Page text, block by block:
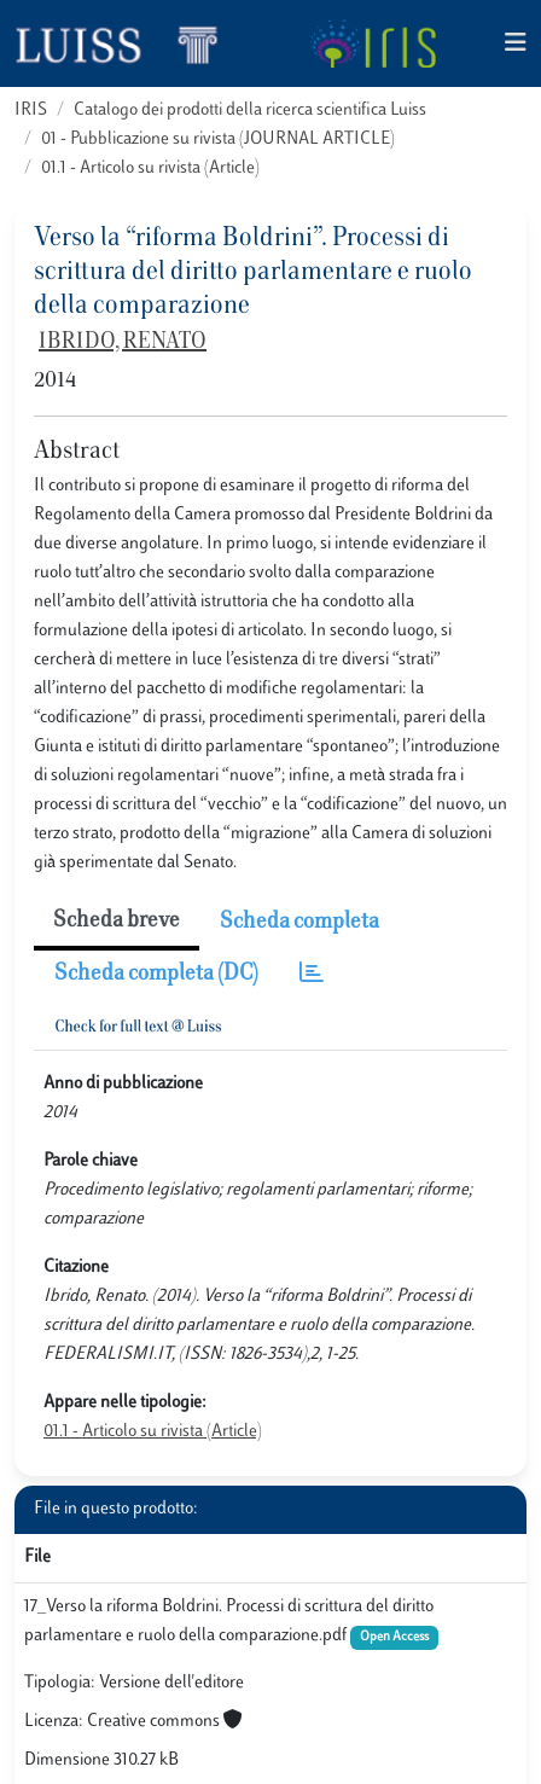
IRIS
Catalogo dei prodotti della ricerca scientifica Luiss
01 - Pubblicazione su rivista (JOURNAL ARTICLE)
01.1 - Articolo su rivista (Article)
Verso la “riforma Boldrini”. Processi di
scrittura del diritto parlamentare e ruolo
della comparazione
IBRIDO, RENATO
2014
Abstract
Il contributo si propone di esaminare il progetto di riforma del
Regolamento della Camera promosso dal Presidente Boldrini da
due diverse angolature. In primo luogo, si intende evidenziare il
ruolo tutt’altro che secondario svolto dalla comparazione
nell’ambito dell’attività istruttoria che ha condotto alla
formulazione della ipotesi di articolato. In secondo luogo, si
cercherà di mettere in luce l’esistenza di tre diversi “strati”
all’interno del pacchetto di modifiche regolamentari: la
“codificazione” di prassi, procedimenti sperimentali, pareri della
Giunta e istituti di diritto parlamentare “spontaneo”; l’introduzione
di soluzioni regolamentari “nuove”; infine, a metà strada fra i
processi di scrittura del “vecchio” e la “codificazione” del nuovo, un
terzo strato, prodotto della “migrazione” alla Camera di soluzioni
già sperimentate dal Senato.
Scheda breve Scheda completa
Scheda completa (DC)
Anno di pubblicazione
2014
Parole chiave
Procedimento legislativo; regolamenti parlamentari; riforme;
comparazione
Citazione
Ibrido, Renato. (2014). Verso la “riforma Boldrini”. Processi di
scrittura del diritto parlamentare e ruolo della comparazione.
FEDERALISMI.IT, (ISSN: 1826-3534),2, 1-25.
Appare nelle tipologie:
01.1 - Articolo su rivista (Article)
File in questo prodotto:
File
17_Verso la riforma Boldrini. Processi di scrittura del diritto
parlamentare e ruolo della comparazione.pdf
Open Access
Tipologia: Versione dell'editore
Licenza: Creative commons
Dimensione 310.27 kB